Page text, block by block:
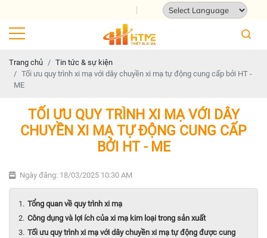
Địa chỉ: 124 Tam Châu, Tam Bình, Thành phố
Trang chủ
Tin tức & sự kiện
Tối ưu quy trình xi mạ với dây chuyền xi mạ tự động cung cấp bởi HT -
ME
TỐI ƯU QUY TRÌNH XI MẠ VỚI DÂY
CHUYỀN XI MẠ TỰ ĐỘNG CUNG CẤP
BỞI HT - ME
Ngày đăng: 18/03/2025 10:30 AM
Tổng quan về quy trình xi mạ
Công dụng và lợi ích của xi mạ kim loại trong sản xuất
Tối ưu quy trình xi mạ với dây chuyền xi mạ tự động được cung